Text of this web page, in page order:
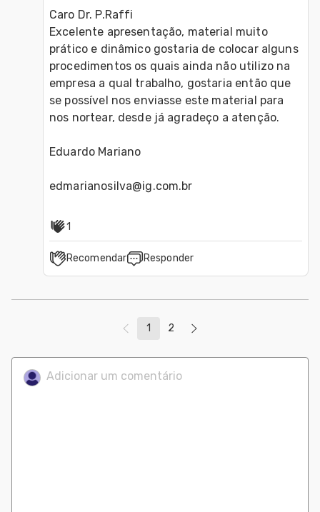
Caro Dr. P.Raffi
Excelente apresentação, material muito
prático e dinâmico gostaria de colocar alguns
procedimentos os quais ainda não utilizo na
empresa a qual trabalho, gostaria então que
se possível nos enviasse este material para
nos nortear, desde já agradeço a atenção.
Eduardo Mariano
edmarianosilva@ig.com.br
1
Recomendar Responder
1 2